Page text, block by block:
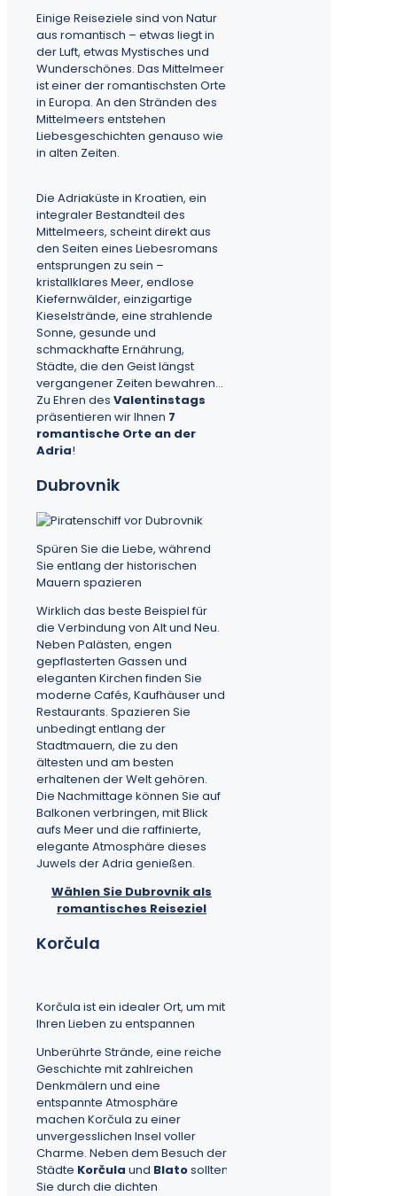
Einige Reiseziele sind von Natur
aus romantisch – etwas liegt in
der Luft, etwas Mystisches und
Wunderschönes. Das Mittelmeer
ist einer der romantischsten Orte
in Europa. An den Stränden des
Mittelmeers entstehen
Liebesgeschichten genauso wie
in alten Zeiten.
Die Adriaküste in Kroatien, ein
integraler Bestandteil des
Mittelmeers, scheint direkt aus
den Seiten eines Liebesromans
entsprungen zu sein –
kristallklares Meer, endlose
Kiefernwälder, einzigartige
Kieselstrände, eine strahlende
Sonne, gesunde und
schmackhafte Ernährung,
Städte, die den Geist längst
vergangener Zeiten bewahren...
Zu Ehren des Valentinstags
präsentieren wir Ihnen 7
romantische Orte an der
Adria!
Dubrovnik
Spüren Sie die Liebe, während
Sie entlang der historischen
Mauern spazieren
Wirklich das beste Beispiel für
die Verbindung von Alt und Neu.
Neben Palästen, engen
gepflasterten Gassen und
eleganten Kirchen finden Sie
moderne Cafés, Kaufhäuser und
Restaurants. Spazieren Sie
unbedingt entlang der
Stadtmauern, die zu den
ältesten und am besten
erhaltenen der Welt gehören.
Die Nachmittage können Sie auf
Balkonen verbringen, mit Blick
aufs Meer und die raffinierte,
elegante Atmosphäre dieses
Juwels der Adria genießen.
Wählen Sie Dubrovnik als
romantisches Reiseziel
Korčula
Korčula ist ein idealer Ort, um mit
Ihren Lieben zu entspannen
Unberührte Strände, eine reiche
Geschichte mit zahlreichen
Denkmälern und eine
entspannte Atmosphäre
machen Korčula zu einer
unvergesslichen Insel voller
Charme. Neben dem Besuch der
Städte Korčula und Blatosollten
Sie durch die dichten